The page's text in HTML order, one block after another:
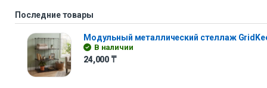
Последние товары
Модульный металлический стеллаж
В наличии
24,000 ₸